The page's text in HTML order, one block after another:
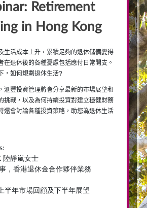
Retirement
in Hong Kong
生活成本上升，累積足夠的退休儲備變得
在退休後的各種憂慮包括應付日常開支。
，如何規劃退休生活?
滙豐投資管理將會分享最新的市場展望和
挑戰，以及為何持續投資對建立穩健財務
還會討論各種投資策略，助您為退休生活
陸靜嵐女士
，香港退休金合作夥伴業務
半年市場回顧及下半年展望